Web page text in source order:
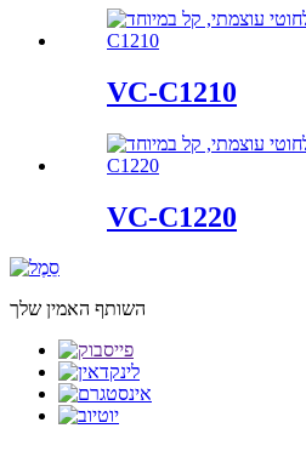
VC-C1210
VC-C1220
השותף האמין שלך